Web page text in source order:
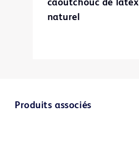
caoutchouc de latex
naturel
Produits associés